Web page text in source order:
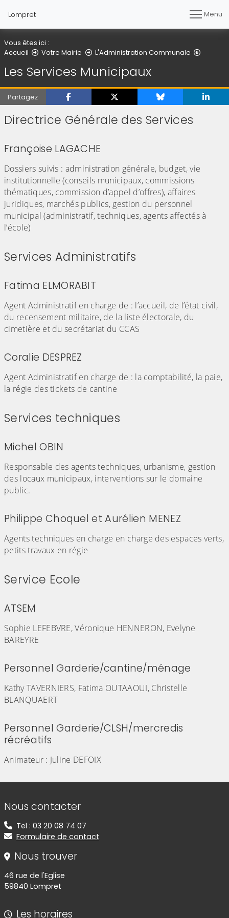
Lompret Menu
Vous êtes ici :
Accueil
Votre Mairie L'Administration Communale
Les Services Municipaux
Partagez
Directrice Générale des Services
Françoise LAGACHE
Dossiers suivis : administration générale, budget, vie
institutionnelle (conseils municipaux, commissions
thématiques, commission d’appel d’offres), affaires
juridiques, marchés publics, gestion du personnel
municipal (administratif, techniques, agents affectés à
l’école)
Services Administratifs
Fatima ELMORABIT
Agent Administratif en charge de : l’accueil, de l’état civil,
du recensement militaire, de la liste électorale, du
cimetière et du secrétariat du CCAS
Coralie DESPREZ
Agent Administratif en charge de : la comptabilité, la paie,
la régie des tickets de cantine
Services techniques
Michel OBIN
Responsable des agents techniques, urbanisme, gestion
des locaux municipaux, interventions sur le domaine
public.
Philippe Choquel et Aurélien MENEZ
Agents techniques en charge en charge des espaces verts,
petits travaux en régie
Service Ecole
ATSEM
Sophie LEFEBVRE, Véronique HENNERON, Evelyne
BAREYRE
Personnel Garderie/cantine/ménage
Kathy TAVERNIERS, Fatima OUTAAOUI, Christelle
BLANQUAERT
Personnel Garderie/CLSH/mercredis
récréatifs
Animateur : Juline DEFOIX
Informations de contact
Nous contacter
Tel : 03 20 08 74 07
Formulaire de contact
Nous trouver
46 rue de l'Eglise
59840 Lompret
Les horaires